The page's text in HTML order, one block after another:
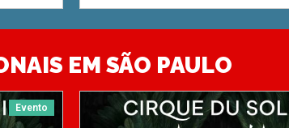
EM SÃO PAULO
Evento